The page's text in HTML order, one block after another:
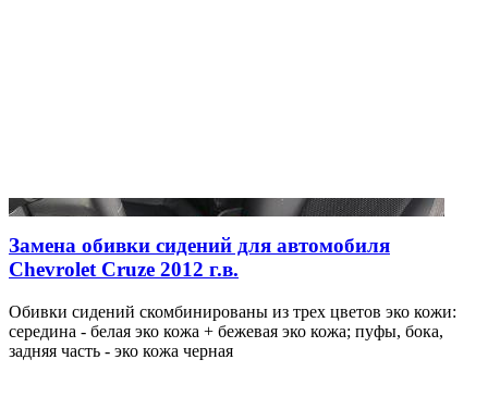
Замена обивки сидений для автомобиля
Chevrolet Cruze 2012 г.в.
Обивки сидений скомбинированы из трех цветов эко кожи:
середина - белая эко кожа + бежевая эко кожа; пуфы, бока,
задняя часть - эко кожа черная